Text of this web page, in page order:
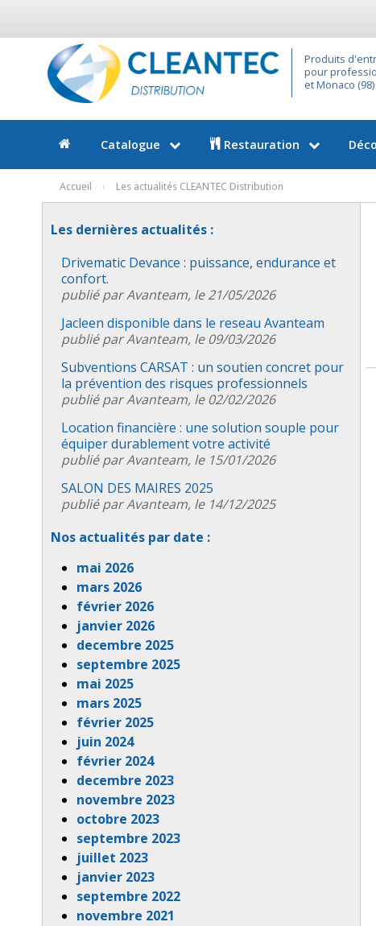
Produits
pour
et Monaco
Catalogue Restauration
Accueil › Les actualités CLEANTEC Distribution
Les dernières actualités :
Drivematic Devance : puissance, endurance et
confort.
publié par Avanteam, le 21/05/2026
Jacleen disponible dans le reseau Avanteam
publié par Avanteam, le 09/03/2026
Subventions CARSAT : un soutien concret pour
la prévention des risques professionnels
publié par Avanteam, le 02/02/2026
Location financière : une solution souple pour
équiper durablement votre activité
publié par Avanteam, le 15/01/2026
SALON DES MAIRES 2025
publié par Avanteam, le 14/12/2025
Nos actualités par date :
mai 2026
mars 2026
février 2026
janvier 2026
decembre 2025
septembre 2025
mai 2025
mars 2025
février 2025
juin 2024
février 2024
decembre 2023
novembre 2023
octobre 2023
septembre 2023
juillet 2023
janvier 2023
septembre 2022
novembre 2021